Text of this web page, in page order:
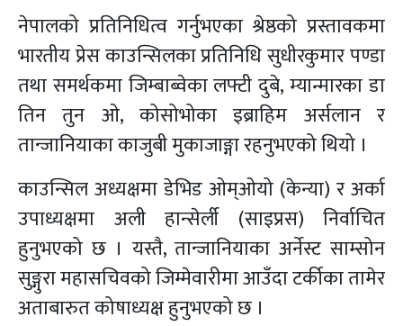
नेपालको प्रतिनिधित्व गर्नुभएका श्रेष्ठको प्रस्तावकमा
भारतीय प्रेस काउन्सिलका प्रतिनिधि सुधीरकुमार पण्डा
तथा समर्थकमा जिम्बाब्वेका लफ्टी दुबे, म्यान्मारका डा
तिन तुन ओ, कोसोभोका इब्राहिम अर्सलान र
तान्जानियाका काजुबी मुकाजाङ्गा रहनुभएको थियो ।
काउन्सिल अध्यक्षमा डेभिड ओम्ओयो (केन्या) र अर्का
उपाध्यक्षमा अली हान्सेर्ली (साइप्रस) निर्वाचित
हुनुभएको छ । यस्तै, तान्जानियाका अर्नेस्ट साम्सोन
सुङ्गुरा महासचिवको जिम्मेवारीमा आउँदा टर्कीका तामेर
अताबारुत कोषाध्यक्ष हुनुभएको छ ।